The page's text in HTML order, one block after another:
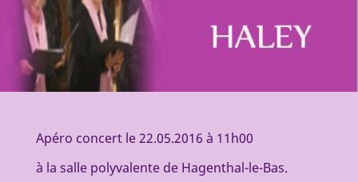
Apéro concert le 22.05.2016 à 11h00
à la salle polyvalente de Hagenthal-le-Bas.